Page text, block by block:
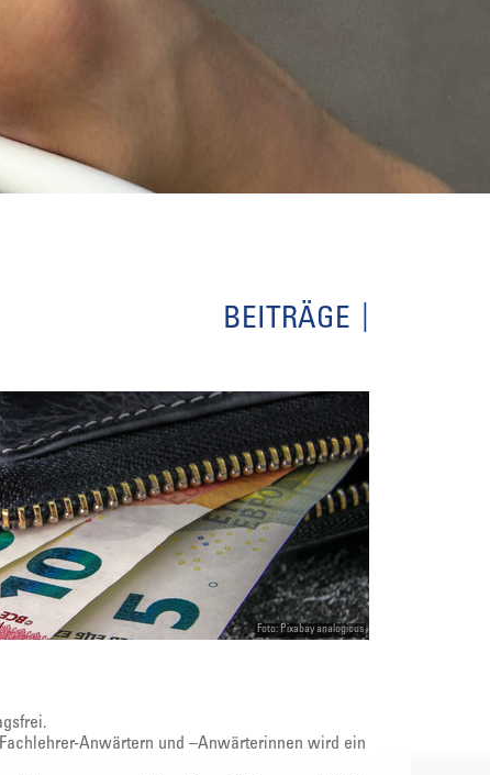
BEITRÄGE
Foto: Pixabay analogicus
Anwärtern und –Anwärterinnen wird ein